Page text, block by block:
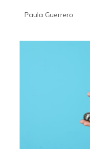
Paula Guerrero